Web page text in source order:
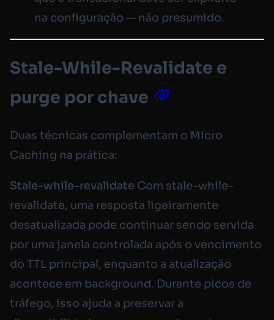
na configuração — não presumido.
Stale-While-Revalidate e
purge por chave
Duas técnicas complementam o Micro
Caching na prática:
Stale-while-revalidate Com stale-while-
revalidate, uma resposta ligeiramente
desatualizada pode continuar sendo servida
por uma janela controlada após o vencimento
do TTL principal, enquanto a atualização
acontece em background. Durante picos de
tráfego, isso ajuda a preservar a